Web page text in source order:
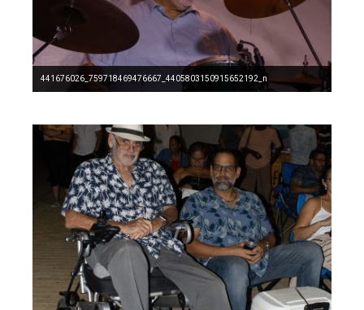
441676026_759718469476667_4405803150915652192_n